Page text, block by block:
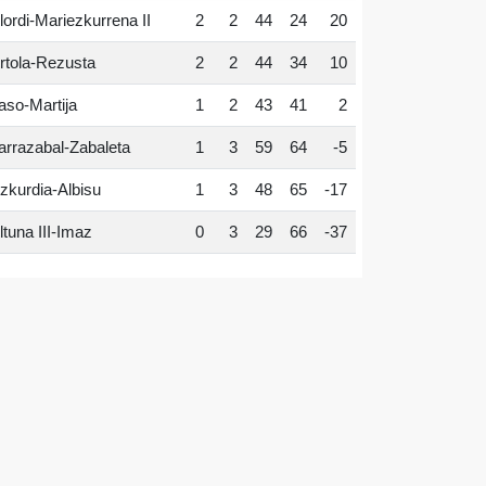
Mariezkurrena II 2 2 44 24 20
Rezusta 2 2 44 34 10
Martija 1 2 43 41 2
Zabaleta 1 3 59 64 -5
Albisu 1 3 48 65 -17
III-Imaz 0 3 29 66 -37